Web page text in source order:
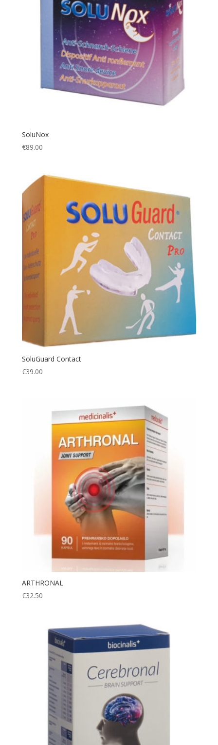
SoluNox
€89.00
SoluGuard Contact
€39.00
ARTHRONAL
€32.50